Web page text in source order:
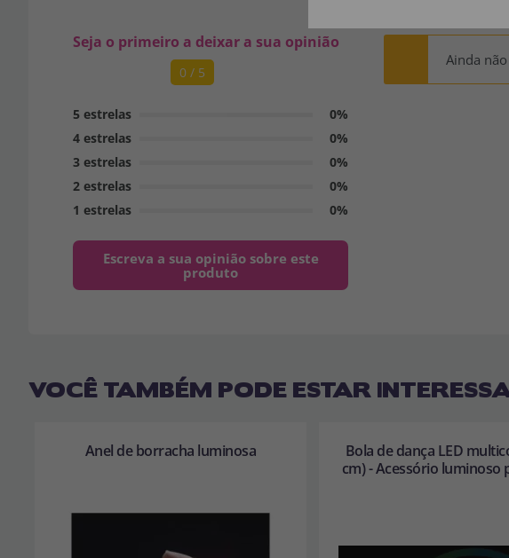
Seja o primeiro a deixar a sua opinião
0 / 5
5 estrelas
0%
4 estrelas
0%
3 estrelas
0%
2 estrelas
0%
1 estrelas
0%
Escreva a sua opinião sobre este
produto
Ainda
VOCÊ TAMBÉM PODE ESTAR
Anel de borracha luminosa
Bola de dança LED
cm) - Acessório luminoso